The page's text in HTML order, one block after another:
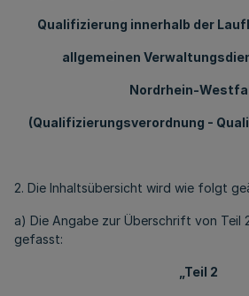
Qualifizierung innerhalb der
allgemeinen
Nordrhein-
(Qualifizierungsverordnung -
2. Die Inhaltsübersicht wird wie folgt
a) Die Angabe zur Überschrift von Teil
gefasst:
„Teil 2